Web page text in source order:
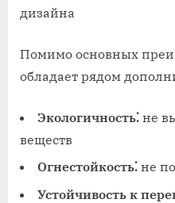
дизайна
Помимо основных
обладает рядом
Экологичность⁚ не
веществ
Огнестойкость⁚ не
Устойчивость к